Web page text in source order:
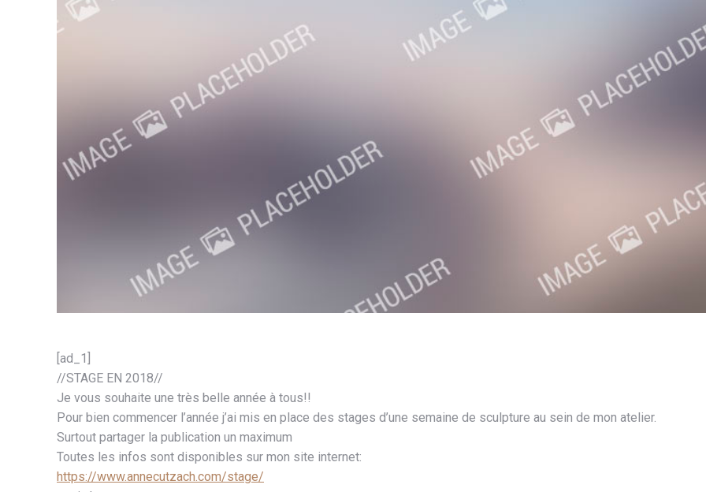
[ad_1]
//STAGE EN 2018//
Je vous souhaite une très belle année à tous!!
Pour bien commencer l’année j’ai mis en place des stages d’une semaine de sculpture au sein de mon atelier.
Surtout partager la publication un maximum
Toutes les infos sont disponibles sur mon site internet:
https://www.annecutzach.com/stage/